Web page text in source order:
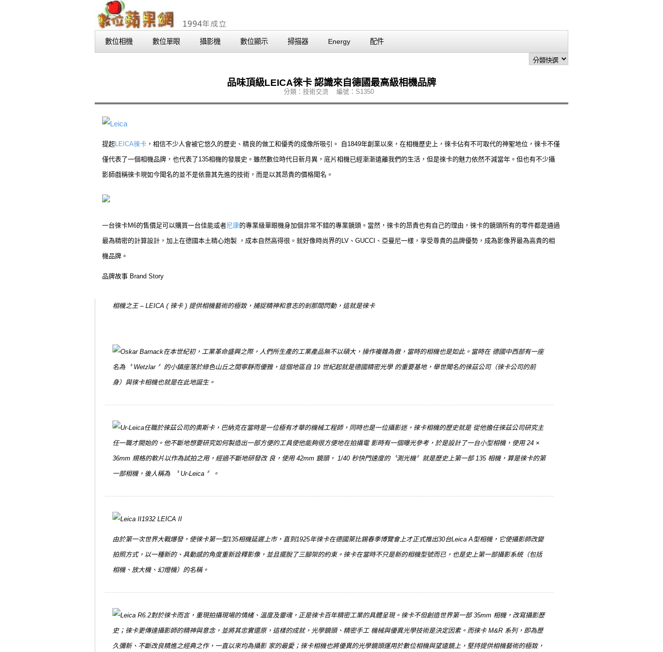
數位相機 數位單眼 攝影機 數位顯示 掃描器 Energy 配件
品味頂級LEICA徠卡 認識來自德國最高級相機品牌
分類：技術交流 編號：S1350
提起LEICA徠卡 ，相信不少人會被它悠久的歷史、精良的做工和優秀的成像所吸引。 自1849年創業以來，在相機歷史上，徠卡佔有不可取代的神聖地位，徠卡不僅
僅代表了一個相機品牌，也代表了135相機的發展史。雖然數位時代日新月異，底片相機已經漸漸遠離我們的生活，但是徠卡的魅力依然不減當年。但也有不少攝
影師戲稱徠卡現如今聞名的並不是依靠其先進的技術，而是以其昂貴的價格聞名。
一台徠卡M6的售價足可以購買一台佳能或者尼康的專業級單眼機身加個非常不錯的專業鏡頭。當然，徠卡的昂貴也有自己的理由，徠卡的鏡頭所有的零件都是通過
最為精密的計算設計，加上在德國本土精心炮製 ，成本自然高得很。就好像時尚界的LV、GUCCI、亞曼尼一樣，享受尊貴的品牌優勢，成為影像界最為高貴的相
機品牌。
品牌故事 Brand Story
相機之王 – LEICA ( 徠卡 ) 提供相機藝術的極致，捕捉精神和意志的剎那間閃動，這就是徠卡
在本世紀初，工業革命盛興之際，人們所生產的工業產品無不以碩大，操作複雜為傲，當時的相機也是如此。當時在 德國中西部有一座
名為〝 Wetzlar 〞的小鎮座落於綠色山丘之間寧靜而優雅，這個地區自 19 世紀起就是德國精密光學 的重要基地，舉世聞名的徠茲公司（徠卡公司的前
身）與徠卡相機也就是在此地誕生。
任職於徠茲公司的奧斯卡，巴納克在當時是一位極有才華的機械工程師，同時也是一位攝影迷，徠卡相機的歷史就是 從他擔任徠茲公司研究主
任一職才開始的。他不斷地想要研究如何製造出一部方便的工具使他能夠很方便地在拍攝電 影時有一個曝光參考，於是設計了一台小型相機，使用 24 ×
36mm 規格的軟片以作為試拍之用，經過不斷地研發改 良，使用 42mm 鏡頭， 1/40 秒快門速度的〝測光機〞就是歷史上第一部 135 相機，算是徠卡的第
一部相機，後人稱為 〝 Ur-Leica 〞。
1932 LEICA II
由於第一次世界大戰爆發，使徠卡第一型135相機延遲上市，直到1925年徠卡在德國萊比錫春季博覽會上才正式推出30台Leica A型相機，它使攝影師改變
拍照方式，以一種新的、具動感的角度重新詮釋影像，並且擺脫了三腳架的約束。徠卡在當時不只是新的相機型號而已，也是史上第一部攝影系統（包括
相機、放大機、幻燈機）的名稱。
對於徠卡而言，重現拍攝現場的情緒、溫度及靈魂，正是徠卡百年精密工業的具體呈現。徠卡不但創造世界第一部 35mm 相機，改寫攝影歷
史；徠卡更傳達攝影師的精神與意念，並將其忠實還原，這樣的成就，光學鏡頭、精密手工 機械與優異光學技術是決定因素。而徠卡 M&R 系列，即為歷
久彌新、不斷改良精進之經典之作，一直以來均為攝影 家的最愛；徠卡相機也將優異的光學鏡頭運用於數位相機與望遠鏡上，堅持提供相機藝術的極致，